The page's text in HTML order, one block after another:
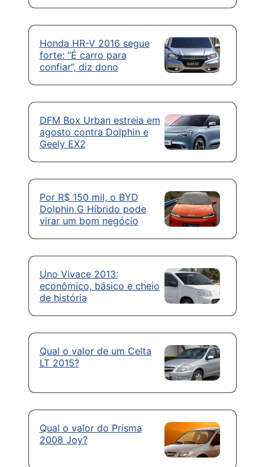
Honda HR-V 2016 segue
forte: “É carro para
confiar”, diz dono
DFM Box Urban estreia em
agosto contra Dolphin e
Geely EX2
Por R$ 150 mil, o BYD
Dolphin G Híbrido pode
virar um bom negócio
Uno Vivace 2013:
econômico, básico e cheio
de história
Qual o valor de um Celta
LT 2015?
Qual o valor do Prisma
2008 Joy?